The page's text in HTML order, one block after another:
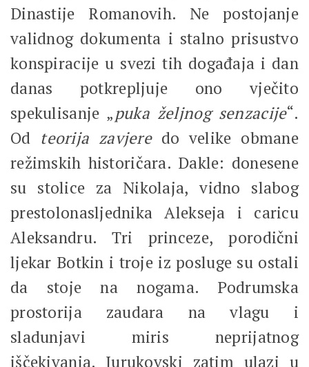
Dinastije Romanovih. Ne postojanje
validnog dokumenta i stalno prisustvo
konspiracije u svezi tih događaja i dan
danas potkrepljuje ono vječito
spekulisanje „puka željnog senzacije“.
Od teorija zavjeredo velike obmane
režimskih historičara. Dakle: donesene
su stolice za Nikolaja, vidno slabog
prestolonasljednika Alekseja i caricu
Aleksandru. Tri princeze, porodični
ljekar Botkin i troje iz posluge su ostali
da stoje na nogama. Podrumska
prostorija zaudara na vlagu i
sladunjavi miris neprijatnog
iščekivanja. Jurukovski zatim ulazi u